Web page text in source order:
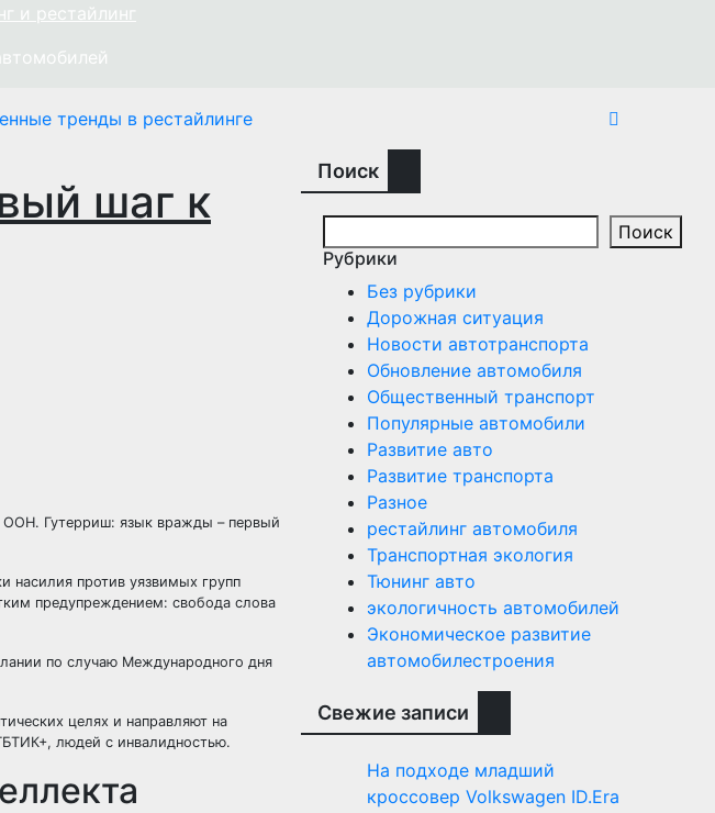
и рестайлинг
тренды в рестайлинге
шаг к
Гутерриш: язык вражды – первый
насилия против уязвимых групп
предупреждением: свобода слова
по случаю Международного дня
целях и направляют на
людей с инвалидностью.
Поиск
Поиск
Рубрики
Без рубрики
Дорожная ситуация
Новости автотранспорта
Обновление автомобиля
Общественный транспорт
Популярные автомобили
Развитие авто
Развитие транспорта
Разное
рестайлинг автомобиля
Транспортная экология
Тюнинг авто
экологичность автомобилей
Экономическое развитие
автомобилестроения
Свежие записи
На подходе младший
кроссовер Volkswagen ID.Era